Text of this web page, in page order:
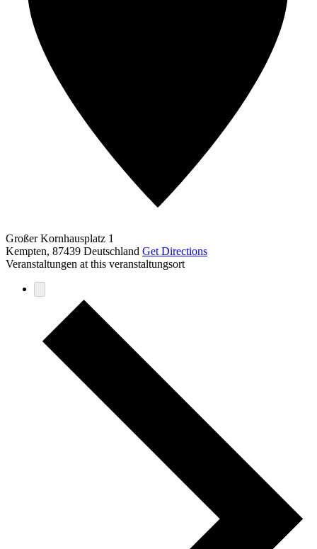
Großer Kornhausplatz 1
Kempten, 87439 Deutschland Get Directions
Veranstaltungen at this veranstaltungsort